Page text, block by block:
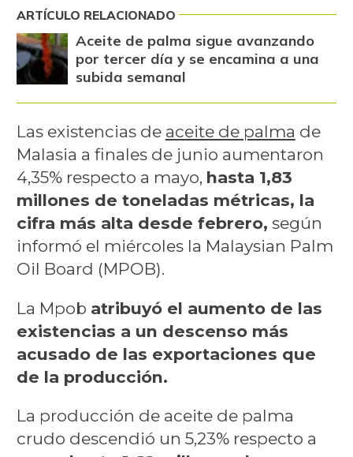
ARTÍCULO RELACIONADO
Aceite de palma sigue avanzando
por tercer día y se encamina a una
subida semanal
Las existencias de aceite de palma de
Malasia a finales de junio aumentaron
4,35% respecto a mayo, hasta 1,83
millones de toneladas métricas, la
cifra más alta desde febrero, según
informó el miércoles la Malaysian Palm
Oil Board (MPOB).
La Mpob atribuyó el aumento de las
existencias a un descenso más
acusado de las exportaciones que
de la producción.
La producción de aceite de palma
crudo descendió un 5,23% respecto a